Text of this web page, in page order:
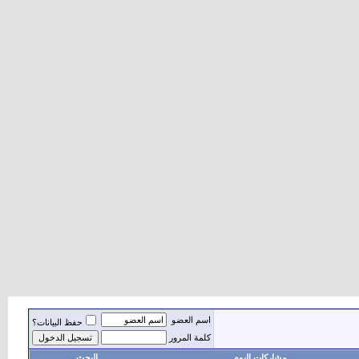
اسم العضو
حفظ البيانات؟
كلمة المرور